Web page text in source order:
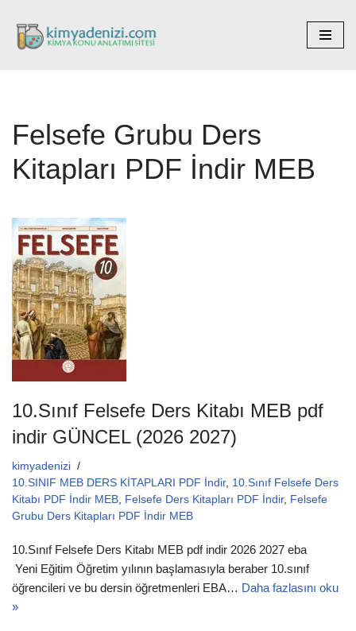
İçeriğe
Felsefe Grubu Ders
Kitapları PDF İndir MEB
10.Sınıf Felsefe Ders Kitabı MEB pdf
indir GÜNCEL (2026 2027)
kimyadenizi
10.SINIF MEB DERS KİTAPLARI PDF İndir, 10.Sınıf Felsefe Ders
Kitabı PDF İndir MEB
Felsefe Ders Kitapları PDF İndir, Felsefe
Grubu Ders Kitapları PDF İndir MEB
10.Sınıf Felsefe Ders Kitabı MEB pdf indir 2026 2027 eba
Yeni Eğitim Öğretim yılının başlamasıyla beraber 10.sınıf
öğrencileri ve bu dersin öğretmenleri EBA… Daha fazlasını oku
»